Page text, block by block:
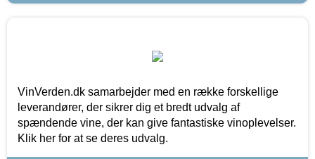
VinVerden.dk samarbejder med en række forskellige
leverandører, der sikrer dig et bredt udvalg af
spændende vine, der kan give fantastiske vinoplevelser.
Klik her for at se deres udvalg.